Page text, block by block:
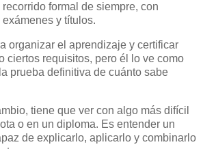
formal de siempre, con
y títulos.
organizar el aprendizaje y certificar
ciertos requisitos, pero él lo ve como
prueba definitiva de cuánto sabe
tiene que ver con algo más difícil
o en un diploma. Es entender un
de explicarlo, aplicarlo y combinarlo